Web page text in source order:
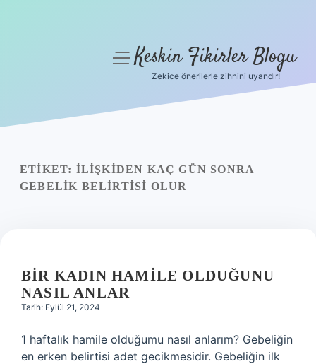
Yasal Uyarı
menüyüKeskin Fikirler Blogu
Zekice önerilerle zihnini uyandır!
ETIKET: İLIŞKIDEN KAÇ GÜN SONRA
GEBELIK BELIRTISI OLUR
BIR KADIN HAMILE OLDUĞUNU
NASIL ANLAR
Tarih: Eylül 21, 2024
1 haftalık hamile olduğumu nasıl anlarım? Gebeliğin
en erken belirtisi adet gecikmesidir. Gebeliğin ilk